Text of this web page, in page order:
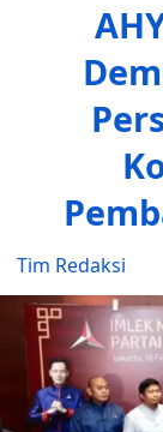
Tim Redaksi